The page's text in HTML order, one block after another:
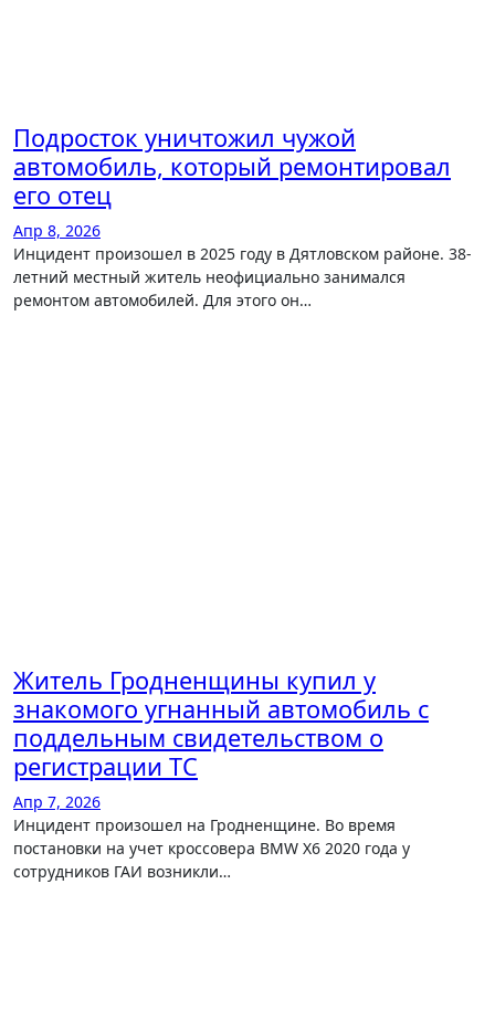
Подросток уничтожил чужой
автомобиль, который ремонтировал
его отец
Апр 8, 2026
Инцидент произошел в 2025 году в Дятловском районе. 38-
летний местный житель неофициально занимался
ремонтом автомобилей. Для этого он…
Житель Гродненщины купил у
знакомого угнанный автомобиль с
поддельным свидетельством о
регистрации ТС
Апр 7, 2026
Инцидент произошел на Гродненщине. Во время
постановки на учет кроссовера BMW X6 2020 года у
сотрудников ГАИ возникли…